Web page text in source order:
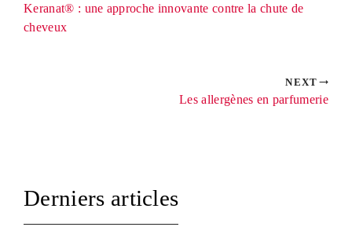
Keranat® : une approche innovante contre la chute de
cheveux
NEXT
Les allergènes en parfumerie
Derniers articles